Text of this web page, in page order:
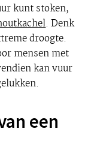
kunt stoken,
. Denk
droogte.
mensen met
kan vuur
een